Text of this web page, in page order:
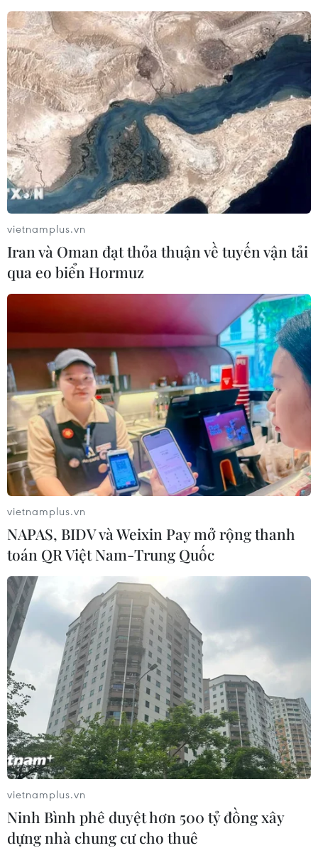
vietnamplus.vn
Iran và Oman đạt thỏa thuận về tuyến vận tải
qua eo biển Hormuz
vietnamplus.vn
NAPAS, BIDV và Weixin Pay mở rộng thanh
toán QR Việt Nam-Trung Quốc
vietnamplus.vn
Ninh Bình phê duyệt hơn 500 tỷ đồng xây
dựng nhà chung cư cho thuê